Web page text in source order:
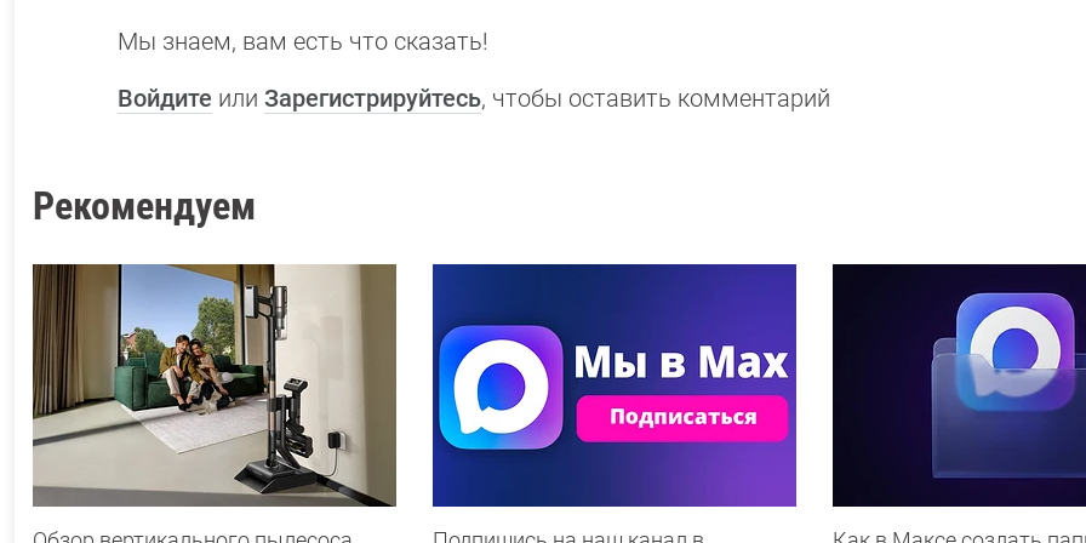
Мы знаем, вам есть что сказать!
Войдите или Зарегистрируйтесь, чтобы оставить комментарий
Рекомендуем